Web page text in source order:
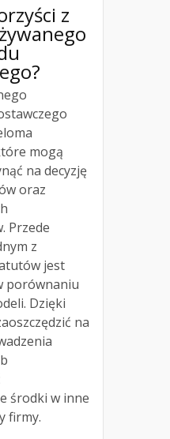
z
mogą
na decyzję
oraz
Przede
z
jest
porównaniu
Dzięki
na
środki w inne
firmy.